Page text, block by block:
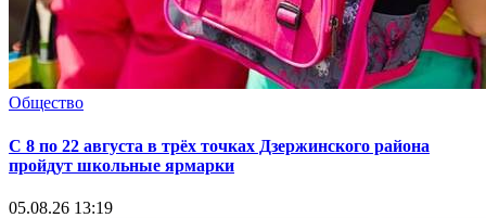
Общество
С 8 по 22 августа в трёх точках Дзержинского района
пройдут школьные ярмарки
05.08.26 13:19